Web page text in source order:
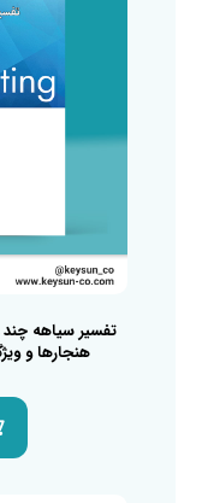
هنجارها و